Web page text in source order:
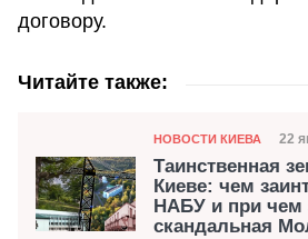
договору.
Читайте также:
Категория
НОВОСТИ КИЕВА 22
Таинственная
Киеве: чем
НАБУ и при чем
скандальная